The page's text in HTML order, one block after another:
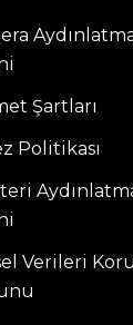
Şartları
Politikası
Verileri